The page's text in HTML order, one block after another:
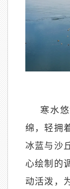
寒水
绵，轻拥
冰蓝与沙
心绘制的
动活泼，